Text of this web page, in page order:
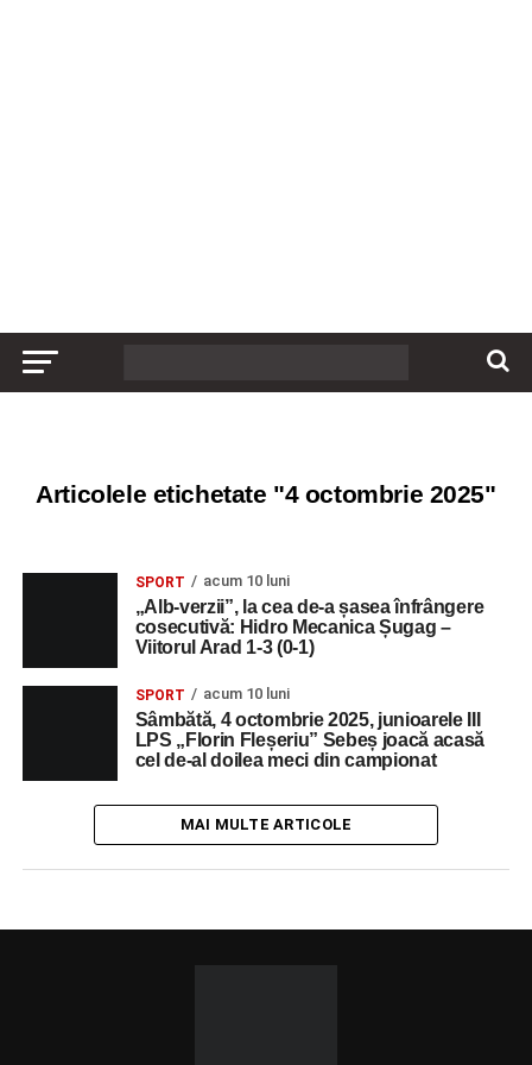
Articolele etichetate "4 octombrie 2025"
SPORT acum 10 luni
„Alb-verzii”, la cea de-a șasea înfrângere
cosecutivă: Hidro Mecanica Șugag –
Viitorul Arad 1-3 (0-1)
SPORT acum 10 luni
Sâmbătă, 4 octombrie 2025, junioarele III
LPS „Florin Fleșeriu” Sebeș joacă acasă
cel de-al doilea meci din campionat
MAI MULTE ARTICOLE